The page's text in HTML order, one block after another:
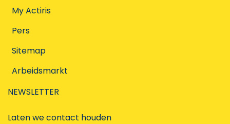
My Actiris
Pers
Sitemap
Arbeidsmarkt
NEWSLETTER
Laten we contact houden